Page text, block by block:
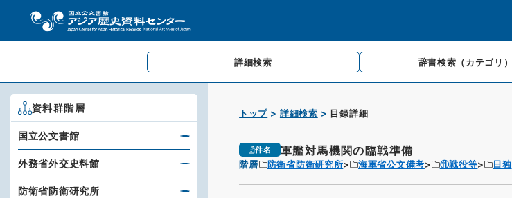
詳細検索 辞書検索 （カテゴリ）
トップ 詳細検索 目録詳細
件名 軍艦対馬機関の臨戦準備
階層 防衛省防衛研究所 海軍省公文備考 ⑪戦役等 日独
資料群階層
国立公文書館
外務省外交史料館
防衛省防衛研究所